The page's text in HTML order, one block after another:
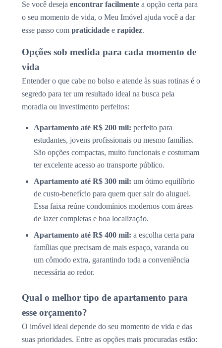
Se você deseja encontrar facilmente a opção certa para
o seu momento de vida, o Meu Imóvel ajuda você a dar
esse passo com praticidade e rapidez.
Opções sob medida para cada momento de
vida
Entender o que cabe no bolso e atende às suas rotinas é o
segredo para ter um resultado ideal na busca pela
moradia ou investimento perfeitos:
Apartamento até R$ 200 mil: perfeito para
estudantes, jovens profissionais ou mesmo famílias.
São opções compactas, muito funcionais e costumam
ter excelente acesso ao transporte público.
Apartamento até R$ 300 mil: um ótimo equilíbrio
de custo-benefício para quem quer sair do aluguel.
Essa faixa reúne condomínios modernos com áreas
de lazer completas e boa localização.
Apartamento até R$ 400 mil: a escolha certa para
famílias que precisam de mais espaço, varanda ou
um cômodo extra, garantindo toda a conveniência
necessária ao redor.
Qual o melhor tipo de apartamento para
esse orçamento?
O imóvel ideal depende do seu momento de vida e das
suas prioridades. Entre as opções mais procuradas estão: